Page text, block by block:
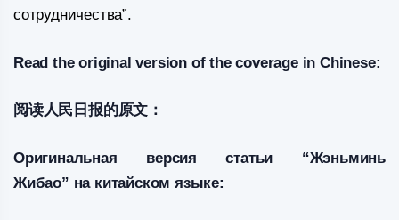
сотрудничества”.
Read the original version of the coverage in Chinese:
阅读人民日报的原文：
Оригинальная версия статьи “Жэньминь
Жибао” на китайском языке: